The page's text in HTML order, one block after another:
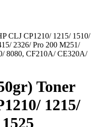
CLJ CP1210/ 1215/ 1510/
2326/ Pro 200 M251/
8080, CF210A/ CE320A/
Toner
1215/